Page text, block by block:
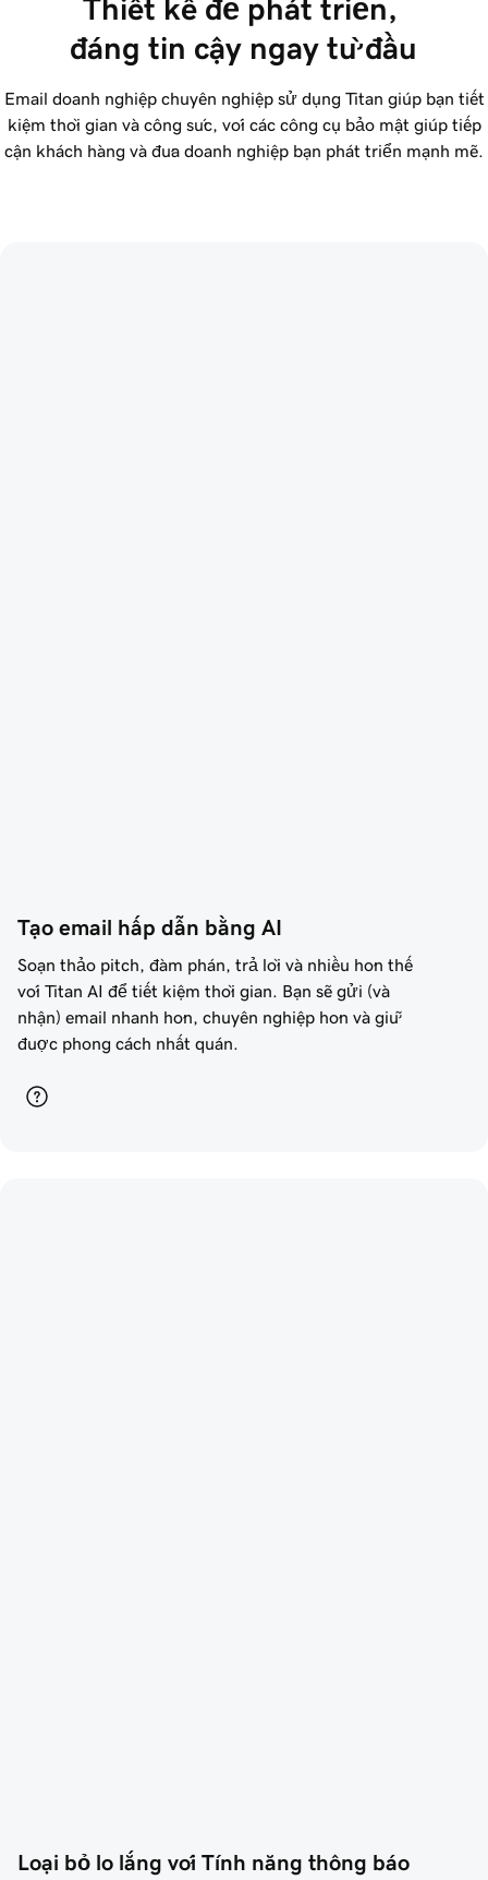
Thiết kế để phát triển,
đáng tin cậy ngay từ đầu
Email doanh nghiệp chuyên nghiệp sử dụng Titan giúp bạn tiết
kiệm thời gian và công sức, với các công cụ bảo mật giúp tiếp
cận khách hàng và đưa doanh nghiệp bạn phát triển mạnh mẽ.
Tạo email hấp dẫn bằng AI
Soạn thảo pitch, đàm phán, trả lời và nhiều hơn thế
với Titan AI để tiết kiệm thời gian. Bạn sẽ gửi (và
nhận) email nhanh hơn, chuyên nghiệp hơn và giữ
được phong cách nhất quán.
Loại bỏ lo lắng với Tính năng thông báo